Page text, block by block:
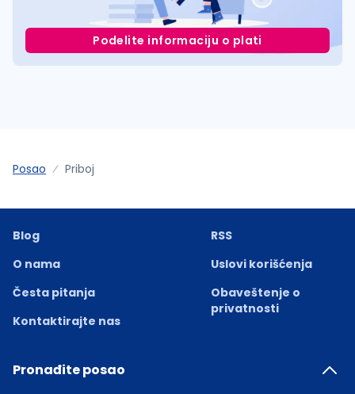
Podelite informaciju o plati
Posao Priboj
Blog
O nama
Česta pitanja
Kontaktirajte nas
RSS
Uslovi korišćenja
Obaveštenje o
privatnosti
Pronađite posao